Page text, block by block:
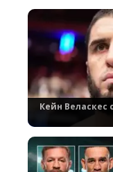
Кейн Веласкес